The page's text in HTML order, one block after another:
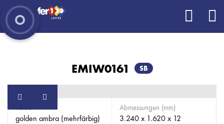
EMIW0161 SB
Farbe
golden ambra (mehrfärbig)
Abmessungen (mm)
3.240 x 1.620 x 12